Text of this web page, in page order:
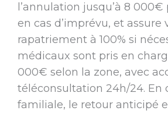
l’annulation jusqu’à 8
en cas d’imprévu, et assure
rapatriement à 100% si
médicaux sont pris en
000€ selon la zone, avec
téléconsultation 24h/24. En
familiale, le retour anticipé